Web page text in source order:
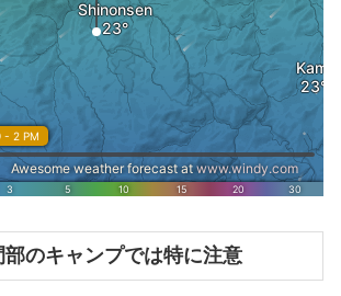
部のキャンプでは特に注意